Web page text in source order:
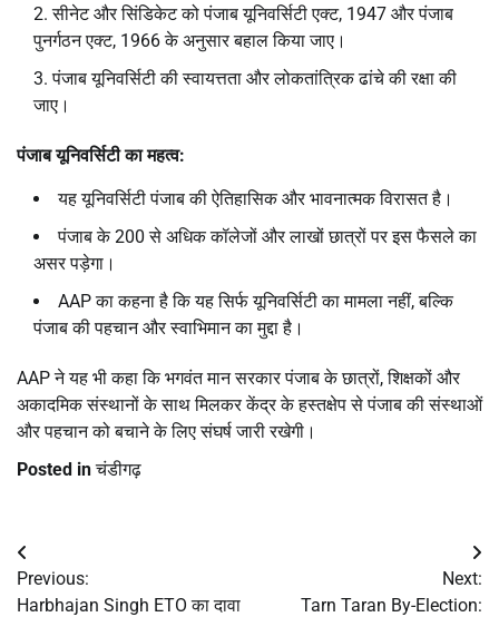
सीनेट और सिंडिकेट को पंजाब यूनिवर्सिटी एक्ट, 1947 और पंजाब
पुनर्गठन एक्ट, 1966 के अनुसार बहाल किया जाए।
पंजाब यूनिवर्सिटी की स्वायत्तता और लोकतांत्रिक ढांचे की रक्षा की
जाए।
पंजाब यूनिवर्सिटी का महत्व:
यह यूनिवर्सिटी पंजाब की ऐतिहासिक और भावनात्मक विरासत है।
पंजाब के 200 से अधिक कॉलेजों और लाखों छात्रों पर इस फैसले का
असर पड़ेगा।
AAP का कहना है कि यह सिर्फ यूनिवर्सिटी का मामला नहीं, बल्कि
पंजाब की पहचान और स्वाभिमान का मुद्दा है।
AAP ने यह भी कहा कि भगवंत मान सरकार पंजाब के छात्रों, शिक्षकों और
अकादमिक संस्थानों के साथ मिलकर केंद्र के हस्तक्षेप से पंजाब की संस्थाओं
और पहचान को बचाने के लिए संघर्ष जारी रखेगी।
Posted inचंडीगढ़
Post
navigation
Previous:
Harbhajan Singh ETO का दावा
Next:
Tarn Taran By-Election: